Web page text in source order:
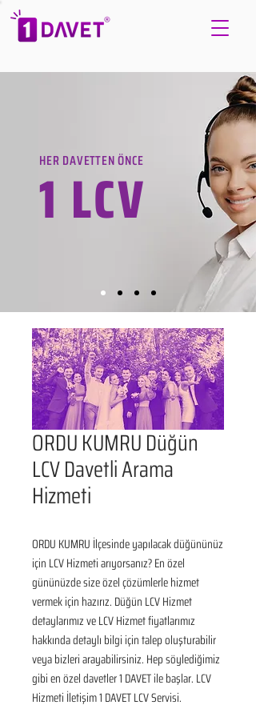
HER DAVETTEN ÖNCE
1 LCV
ORDU KUMRU Düğün
LCV Davetli Arama
Hizmeti
ORDU KUMRU İlçesinde yapılacak düğününüz
için LCV Hizmeti arıyorsanız? En özel
gününüzde size özel çözümlerle hizmet
vermek için hazırız. Düğün LCV Hizmet
detaylarımız ve LCV Hizmet fiyatlarımız
hakkında detaylı bilgi için talep oluşturabilir
veya bizleri arayabilirsiniz. Hep söylediğimiz
gibi en özel davetler 1 DAVET ile başlar. LCV
Hizmeti İletişim 1 DAVET LCV Servisi.